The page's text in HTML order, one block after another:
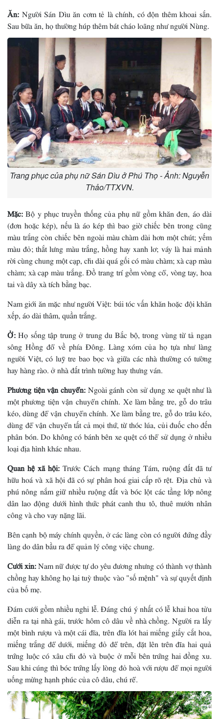
Ăn: Người Sán Dìu ăn cơm tẻ là chính, có độn thêm khoai sắn.
Sau bữa ăn, họ thường húp thêm bát cháo loãng như người Nùng.
Trang phục của phụ nữ Sán Dìu ở Phú Thọ - Ảnh: Nguyễn
Thảo/TTXVN.
Mặc:Bộ y phục truyền thống của phụ nữ gồm khăn đen, áo dài
(đơn hoặc kép), nếu là áo kép thì bao giờ chiếc bên trong cũng
màu trắng còn chiếc bên ngoài màu chàm dài hơn một chút; yếm
màu đỏ; thắt lưng màu trắng, hồng hay xanh lơ; váy là hai mảnh
rời cùng chung một cạp, chỉ dài quá gối có màu chàm; xà cạp màu
chàm; xà cạp màu trắng. Ðồ trang trí gồm vòng cổ, vòng tay, hoa
tai và dây xà tích bằng bạc.
Nam giới ăn mặc như người Việt: búi tóc vấn khăn hoặc đội khăn
xếp, áo dài thâm, quần trắng.
Ở:Họ sống tập trung ở trung du Bắc bộ, trong vùng từ tả ngạn
sông Hồng đổ về phía Ðông. Làng xóm của họ tựa như làng
người Việt, có luỹ tre bao bọc và giữa các nhà thường có tường
hay hàng rào. ở nhà đất trình tường hay thưng ván.
Phương tiện vận chuyển:Ngoài gánh còn sử dụng xe quệt như là
một phương tiện vận chuyển chính. Xe làm bằng tre, gỗ do trâu
kéo, dùng để vận chuyển chính. Xe làm bằng tre, gỗ do trâu kéo,
dùng để vận chuyển tất cả mọi thứ, từ thóc lúa, củi đuốc cho đến
phân bón. Do không có bánh bên xe quệt có thể sử dụng ở nhiều
loại địa hình khác nhau.
Quan hệ xã hội:Trước Cách mạng tháng Tám, ruộng đất đã tư
hữu hoá và xã hội đã có sự phân hoá giai cấp rõ rệt. Ðịa chủ và
phú nông nắm giữ nhiều ruộng đất và bóc lột các tầng lớp nông
dân lao động dưới hình thức phát canh thu tô, thuê mướn nhân
công và cho vay nặng lãi.
Bên cạnh bộ máy chính quyền, ở các làng còn có người đứng đầy
làng do dân bầu ra để quản lý công việc chung.
Cưới xin:Nam nữ được tự do yêu đương nhưng có thành vợ thành
chồng hay không họ lại tuỳ thuộc vào "số mệnh" và sự quyết định
của bố mẹ.
Ðám cưới gồm nhiều nghi lễ. Ðáng chú ý nhất có lễ khai hoa tửu
diễn ra tại nhà gái, trước hôm cô dâu về nhà chồng. Người ra lấy
một bình rượu và một cái đĩa, trên đĩa lót hai miếng giấy cắt hoa,
miếng trắng để dưới, miếng đỏ để trên, đặt lên trên đĩa hai quả
trứng luộc có xâu chỉ đỏ và buộc ở mỗi bên trứng hai đồng xu.
Sau khi cúng thì bóc trứng lấy lòng đỏ hoà với rượu để mọi người
uống mừng hạnh phúc của cô dâu, chú rể.